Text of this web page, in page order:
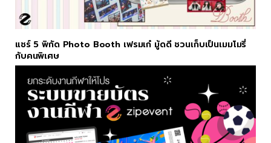
แชร์ 5 พิกัด Photo Booth เฟรมเก๋ มู้ดดี ชวนเก็บเป็นเมมโมรี่
กับคนพิเศษ